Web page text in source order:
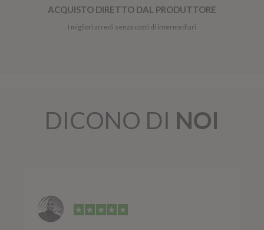
ACQUISTO DIRETTO DAL PRODUTTORE
I migliori arredi senza costi di intermediari
DICONO DI NOI